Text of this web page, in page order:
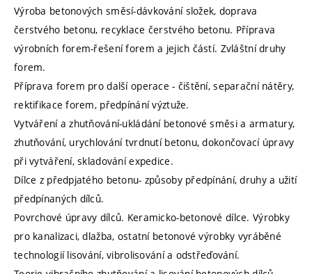
Výroba betonových směsí-dávkování složek, doprava
čerstvého betonu, recyklace čerstvého betonu. Příprava
výrobních forem-řešení forem a jejich částí. Zvláštní druhy
forem.
Příprava forem pro další operace - čištění, separační nátěry,
rektifikace forem, předpínání výztuže.
Vytváření a zhutňování-ukládání betonové směsi a armatury,
zhutňování, urychlování tvrdnutí betonu, dokončovací úpravy
při vytváření, skladování expedice.
Dílce z předpjatého betonu- způsoby předpínání, druhy a užití
předpínaných dílců.
Povrchové úpravy dílců. Keramicko-betonové dílce. Výrobky
pro kanalizaci, dlažba, ostatní betonové výrobky vyráběné
technologií lisování, vibrolisování a odstřeďování.